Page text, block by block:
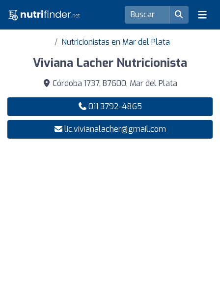
Nutricionistas en Mar del Plata
Viviana Lacher Nutricionista
Córdoba 1737, B7600, Mar del Plata
011 3792-4865
lic.vivianalacher@gmail.com